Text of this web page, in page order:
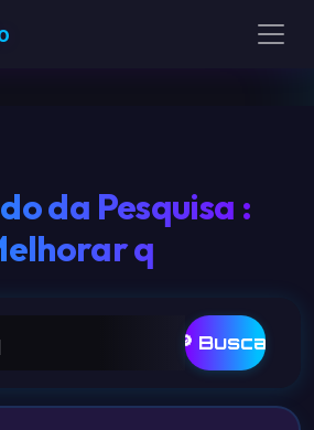
da Pesquisa :
q
🔎 Buscar